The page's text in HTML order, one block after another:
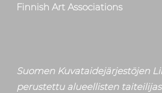
Finnish Art Associations
Suomen Kuvataidejärjestöjen
perustettu alueellisten